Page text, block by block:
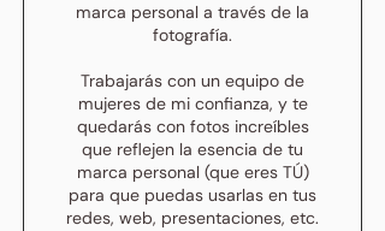
marca personal a través de la
fotografía.
Trabajarás con un equipo de
mujeres de mi confianza, y te
quedarás con fotos increíbles
que reflejen la esencia de tu
marca personal (que eres TÚ)
para que puedas usarlas en tus
redes, web, presentaciones, etc.